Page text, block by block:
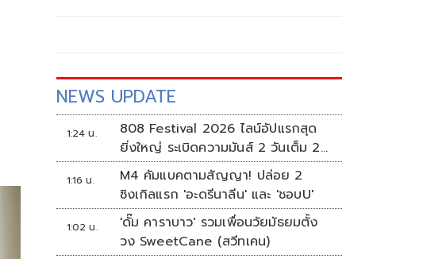
NEWS UPDATE
1:24 น.
808 Festival 2026 ไลน์อัปแรกสุด
ยิ่งใหญ่ ระเบิดความมันส์ 2 วันเต็ม 2-
3 ต.ค.นี้
1:16 น.
M4 คัมแบคตามสัญญา! ปล่อย 2
ซิงเกิลแรก 'อะดรีนาลีน' และ 'ชอบU'
1:02 น.
'ดั๊ม คาราบาว' รวมเพื่อนวัยมัธยมตั้ง
วง SweetCane (สวีทเคน)